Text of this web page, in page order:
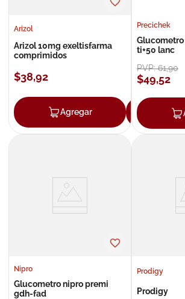
Arizol
Arizol 10mg exeltisfarma
comprimidos
$38,92
Agregar
Precichek
ti+50 lanc
PVP:61,90
$49,52
Nipro
Glucometro nipro premi
gdh-fad
Prodigy
Prodigy